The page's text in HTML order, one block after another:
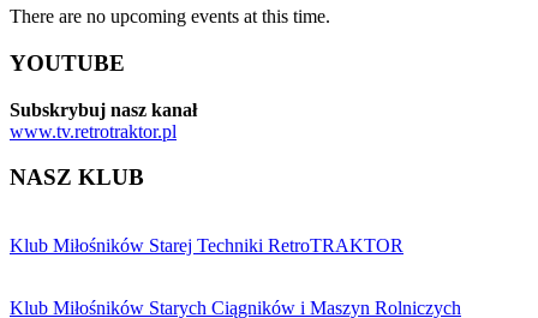
There are no upcoming events at this time.
YOUTUBE
Subskrybuj nasz kanał
www.tv.retrotraktor.pl
NASZ KLUB
Klub Miłośników Starej Techniki RetroTRAKTOR
Klub Miłośników Starych Ciągników i Maszyn Rolniczych